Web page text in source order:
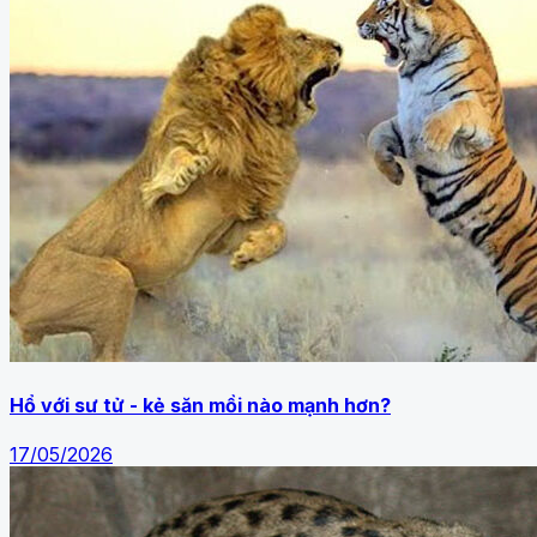
Hổ với sư tử - kẻ săn mồi nào mạnh hơn?
17/05/2026